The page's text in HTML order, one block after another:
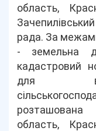
область,
рада. За
- земельна
кадастровий
для
область,